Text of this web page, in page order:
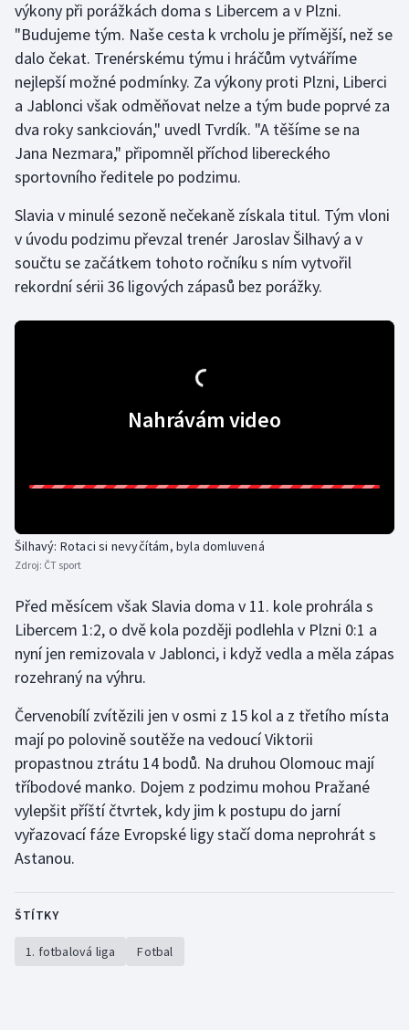
Gymnastika
Házená
Judo
Krasobruslení
Lezení
Lyže a snowboard
Plážový volejbal
Ragby
Rychlobruslení
Rychlostní kanoistika
Short track
Sportovní střelba
Stolní tenis
Triatlon
Veslování
Vodní slalom
výkony při porážkách doma s Libercem a v Plzni.
"Budujeme tým. Naše cesta k vrcholu je přímější, než se
dalo čekat. Trenérskému týmu i hráčům vytváříme
nejlepší možné podmínky. Za výkony proti Plzni, Liberci
a Jablonci však odměňovat nelze a tým bude poprvé za
dva roky sankciován," uvedl Tvrdík. "A těšíme se na
Jana Nezmara," připomněl příchod libereckého
sportovního ředitele po podzimu.
Slavia v minulé sezoně nečekaně získala titul. Tým vloni
v úvodu podzimu převzal trenér Jaroslav Šilhavý a v
součtu se začátkem tohoto ročníku s ním vytvořil
rekordní sérii 36 ligových zápasů bez porážky.
Nahrávám video
Šilhavý: Rotaci si nevyčítám, byla domluvená
Zdroj: ČT sport
Před měsícem však Slavia doma v 11. kole prohrála s
Libercem 1:2, o dvě kola později podlehla v Plzni 0:1 a
nyní jen remizovala v Jablonci, i když vedla a měla zápas
rozehraný na výhru.
Červenobílí zvítězili jen v osmi z 15 kol a z třetího místa
mají po polovině soutěže na vedoucí Viktorii
propastnou ztrátu 14 bodů. Na druhou Olomouc mají
tříbodové manko. Dojem z podzimu mohou Pražané
vylepšit příští čtvrtek, kdy jim k postupu do jarní
vyřazovací fáze Evropské ligy stačí doma neprohrát s
Astanou.
ŠTÍTKY
1. fotbalová liga Fotbal